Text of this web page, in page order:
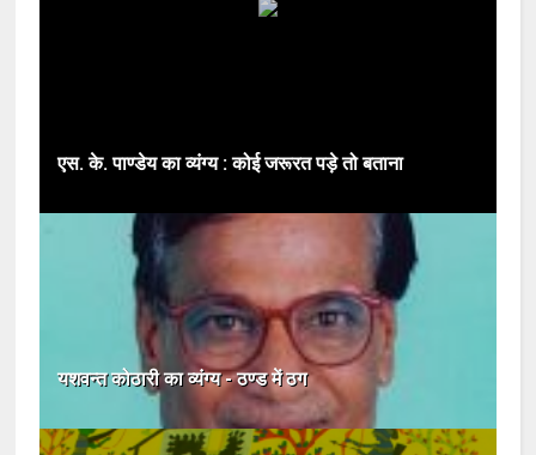
एस. के. पाण्डेय का व्यंग्य : कोई जरूरत पड़े तो बताना
यशवन्त कोठारी का व्यंग्य - ठण्ड में ठग